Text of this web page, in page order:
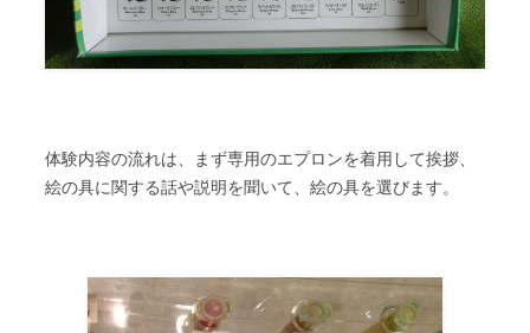
体験内容の流れは、まず専用のエプロンを着用して挨拶、
絵の具に関する話や説明を聞いて、絵の具を選びます。